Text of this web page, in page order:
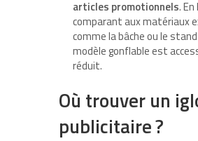
articles promotionnels. En
comparant aux matériaux
comme la bâche ou le stand
modèle gonflable est
réduit.
Où trouver un
publicitaire ?